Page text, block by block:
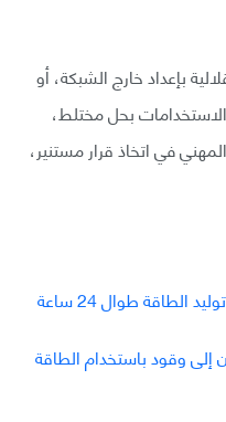
بإعداد خارج الشبكة، أو
بحل مختلط،
في اتخاذ قرار مستنير،
طوال 24 ساعة
إلى وقود باستخدام الطاقة